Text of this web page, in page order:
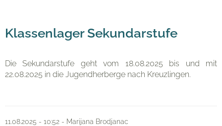
Eltern
Klassenlager Sekundarstufe
Die Sekundarstufe geht vom 18.08.2025 bis und mit
22.08.2025 in die Jugendherberge nach Kreuzlingen.
11.08.2025 - 10:52 - Marijana Brodjanac